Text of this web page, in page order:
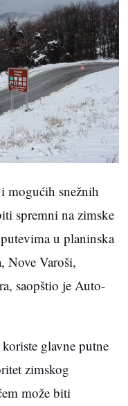
mogućih snežnih
spremni na zimske
u planinska
Nove Varoši,
saopštio je Auto-
glavne putne
zimskog
može biti